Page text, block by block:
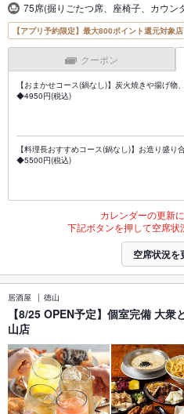
75席(掘りごたつ席、座椅子、カウン
【アプリ予約限定】最大800ポイント還元対象店
クーポン
【おまかせコース(鍋なし)】炭火焼きや揚げ
◆4950円(税込)
【料理長おすすめコース(鍋なし)】お造り盛
◆5500円(税込)
カレンダーの更新
下記ボタンを押して空席状
空席状況を
居酒屋 徳山
【8/25 OPEN予定】個室完備 大
山店